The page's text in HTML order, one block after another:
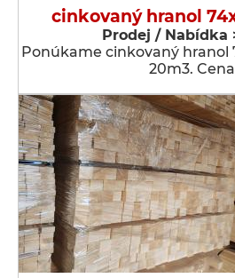
cinkovaný hranol
Prodej / Nabídka
Ponúkame cinkovaný hranol
20m3.